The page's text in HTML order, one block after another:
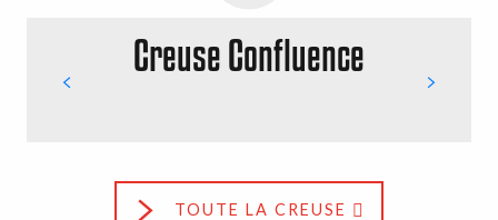
Creuse Confluence
TOUTE LA CREUSE